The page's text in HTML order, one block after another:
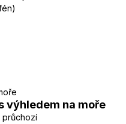
výhledem na moře
průchozí